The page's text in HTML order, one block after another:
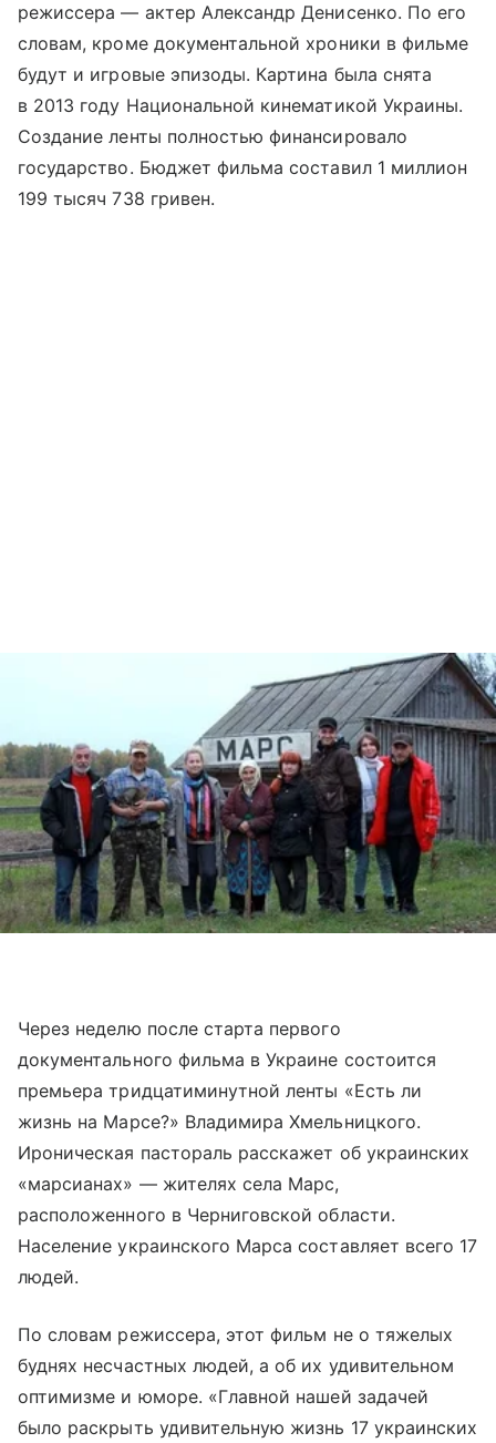
режиссера — актер Александр Денисенко. По его
словам, кроме документальной хроники в фильме
будут и игровые эпизоды. Картина была снята
в 2013 году Национальной кинематикой Украины.
Создание ленты полностью финансировало
государство. Бюджет фильма составил 1 миллион
199 тысяч 738 гривен.
Через неделю после старта первого
документального фильма в Украине состоится
премьера тридцатиминутной ленты «Есть ли
жизнь на Марсе?» Владимира Хмельницкого.
Ироническая пастораль расскажет об украинских
«марсианах» — жителях села Марс,
расположенного в Черниговской области.
Население украинского Марса составляет всего 17
людей.
По словам режиссера, этот фильм не о тяжелых
буднях несчастных людей, а об их удивительном
оптимизме и юморе. «Главной нашей задачей
было раскрыть удивительную жизнь 17 украинских